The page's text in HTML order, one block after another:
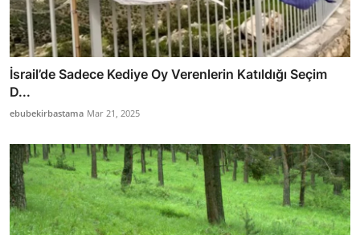
İsrail’de Sadece Kediye Oy Verenlerin Katıldığı Seçim
D...
ebubekirbastama Mar 21, 2025